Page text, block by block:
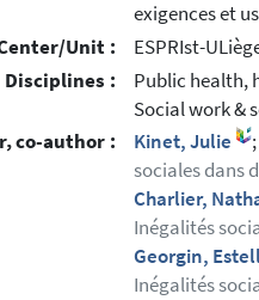
exigences et
Unit :
ESPRIst-
Disciplines :
Public health,
Social work &
co-author :
Kinet, Julie ;
sociales dans
Charlier,
Inégalités
Georgin,
Inégalités